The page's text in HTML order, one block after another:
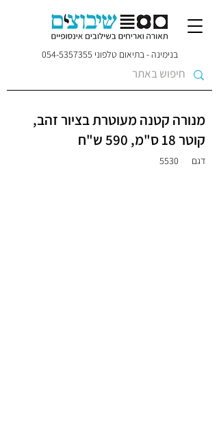
בנימינה - בתיאום טלפוני 054-5357355
מנורה קטנה מעוטרת בציור זהב,
קוטר 18 ס"מ, 590 ש"ח
דגם 5530